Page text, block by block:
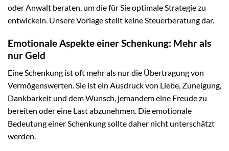
oder Anwalt beraten, um die für Sie optimale Strategie zu
entwickeln. Unsere Vorlage stellt keine Steuerberatung dar.
Emotionale Aspekte einer Schenkung: Mehr als
nur Geld
Eine Schenkung ist oft mehr als nur die Übertragung von
Vermögenswerten. Sie ist ein Ausdruck von Liebe, Zuneigung,
Dankbarkeit und dem Wunsch, jemandem eine Freude zu
bereiten oder eine Last abzunehmen. Die emotionale
Bedeutung einer Schenkung sollte daher nicht unterschätzt
werden.